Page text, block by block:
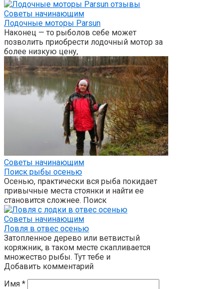
Советы начинающим
Лодочные моторы Parsun
Наконец — то рыболов себе может
позволить приобрести лодочный мотор за
более низкую цену,
Советы начинающим
Поиск рыбы осенью
Осенью, практически вся рыба покидает
привычные места стоянки и найти ее
становится сложнее. Поиск
Советы начинающим
Ловля в отвес осенью
Затопленное дерево или ветвистый
коряжник, в таком месте скапливается
множество рыбы. Тут тебе и
Добавить комментарий
Имя *